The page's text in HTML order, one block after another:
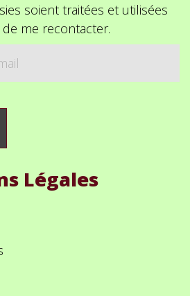
soient traitées et utilisées
me recontacter.
Légales